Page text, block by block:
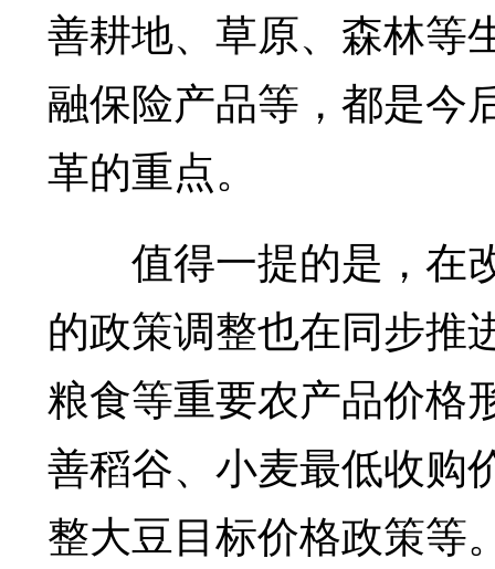
善耕地、草原、森林等
融保险产品等，都是今
革的重点。
值得一提的是，在
的政策调整也在同步推
粮食等重要农产品价格
善稻谷、小麦最低收购
整大豆目标价格政策等